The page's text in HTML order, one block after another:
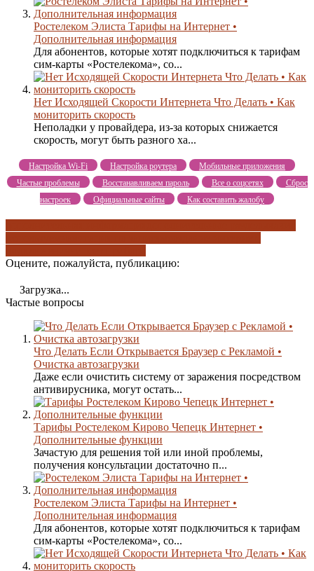
Ростелеком Элиста Тарифы на Интернет •
Дополнительная информация
Для абонентов, которые хотят подключиться к тарифам
сим-карты «Ростелекома», со...
Нет Исходящей Скорости Интернета Что Делать • Как
мониторить скорость
Неполадки у провайдера, из-за которых снижается
скорость, могут быть разного ха...
Настройка Wi-Fi Настройка роутера
Мобильные приложения
Частые проблемы
Восстанавливаем пароль Все о соцсетях
Сброс
настроек
Официальные сайты Как составить жалобу
Оцените, пожалуйста, публикацию:
Загрузка...
Частые вопросы
Что Делать Если Открывается Браузер с Рекламой •
Очистка автозагрузки
Даже если очистить систему от заражения посредством
антивирусника, могут остать...
Тарифы Ростелеком Кирово Чепецк Интернет •
Дополнительные функции
Зачастую для решения той или иной проблемы,
получения консультации достаточно п...
Ростелеком Элиста Тарифы на Интернет •
Дополнительная информация
Для абонентов, которые хотят подключиться к тарифам
сим-карты «Ростелекома», со...